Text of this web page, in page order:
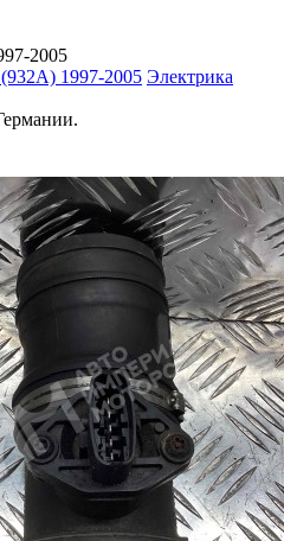
2005
1997-2005 Электрика